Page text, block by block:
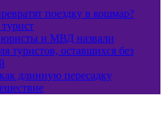
поездку в кошмар?
юристы и МВД назвали
туристов, оставшихся без
длинную пересадку